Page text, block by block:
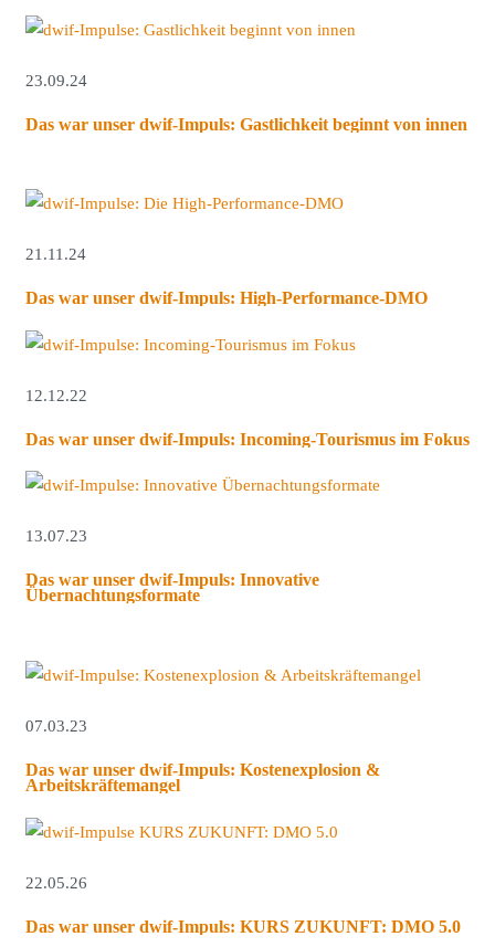
23.09.24
Das war unser dwif-Impuls: Gastlichkeit beginnt von innen
21.11.24
Das war unser dwif-Impuls: High-Performance-DMO
12.12.22
Das war unser dwif-Impuls: Incoming-Tourismus im Fokus
13.07.23
Das war unser dwif-Impuls: Innovative
Übernachtungsformate
07.03.23
Das war unser dwif-Impuls: Kostenexplosion &
Arbeitskräftemangel
22.05.26
Das war unser dwif-Impuls: KURS ZUKUNFT: DMO 5.0